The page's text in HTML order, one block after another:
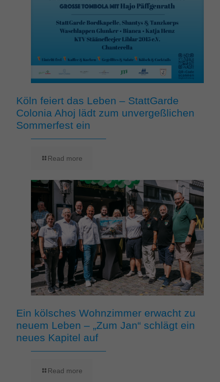
Köln feiert das Leben – StattGarde
Colonia Ahoj lädt zum unvergeßlichen
Sommerfest ein
Read more
Ein kölsches Wohnzimmer erwacht zu
neuem Leben – „Zum Jan“ schlägt ein
neues Kapitel auf
Read more